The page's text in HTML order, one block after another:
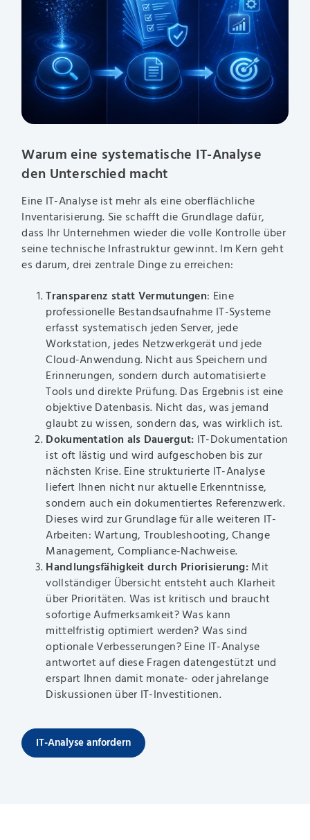
Warum eine systematische IT-Analyse
den Unterschied macht
Eine IT-Analyse ist mehr als eine oberflächliche
Inventarisierung. Sie schafft die Grundlage dafür,
dass Ihr Unternehmen wieder die volle Kontrolle über
seine technische Infrastruktur gewinnt. Im Kern geht
es darum, drei zentrale Dinge zu erreichen:
Transparenz statt Vermutungen: Eine
professionelle Bestandsaufnahme IT-Systeme
erfasst systematisch jeden Server, jede
Workstation, jedes Netzwerkgerät und jede
Cloud-Anwendung. Nicht aus Speichern und
Erinnerungen, sondern durch automatisierte
Tools und direkte Prüfung. Das Ergebnis ist eine
objektive Datenbasis. Nicht das, was jemand
glaubt zu wissen, sondern das, was wirklich ist.
Dokumentation als Dauergut: IT-Dokumentation
ist oft lästig und wird aufgeschoben bis zur
nächsten Krise. Eine strukturierte IT-Analyse
liefert Ihnen nicht nur aktuelle Erkenntnisse,
sondern auch ein dokumentiertes Referenzwerk.
Dieses wird zur Grundlage für alle weiteren IT-
Arbeiten: Wartung, Troubleshooting, Change
Management, Compliance-Nachweise.
Handlungsfähigkeit durch Priorisierung: Mit
vollständiger Übersicht entsteht auch Klarheit
über Prioritäten. Was ist kritisch und braucht
sofortige Aufmerksamkeit? Was kann
mittelfristig optimiert werden? Was sind
optionale Verbesserungen? Eine IT-Analyse
antwortet auf diese Fragen datengestützt und
erspart Ihnen damit monate- oder jahrelange
Diskussionen über IT-Investitionen.
IT-Analyse anfordern